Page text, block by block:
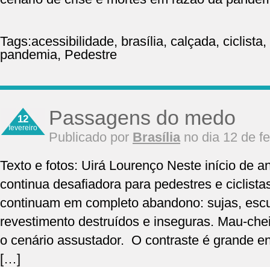
Tags:acessibilidade, brasília, calçada, ciclista,
pandemia, Pedestre
12
fevereiro Passagens do medo
Publicado por Brasíliano dia 12 de
Texto e fotos: Uirá Lourenço Neste início de
continua desafiadora para pedestres e
continuam em completo abandono: sujas,
revestimento destruídos e inseguras. Mau-
o cenário assustador. O contraste é grande
[…]